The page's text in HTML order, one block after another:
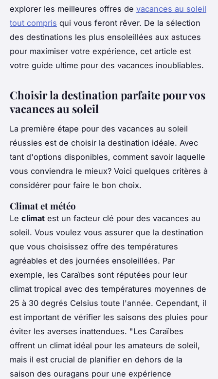
explorer les meilleures offres de vacances au soleil
tout compris qui vous feront rêver. De la sélection
des destinations les plus ensoleillées aux astuces
pour maximiser votre expérience, cet article est
votre guide ultime pour des vacances inoubliables.
Choisir la destination parfaite pour vos
vacances au soleil
La première étape pour des vacances au soleil
réussies est de choisir la destination idéale. Avec
tant d'options disponibles, comment savoir laquelle
vous conviendra le mieux? Voici quelques critères à
considérer pour faire le bon choix.
Climat et météo
Le climat est un facteur clé pour des vacances au
soleil. Vous voulez vous assurer que la destination
que vous choisissez offre des températures
agréables et des journées ensoleillées. Par
exemple, les Caraïbes sont réputées pour leur
climat tropical avec des températures moyennes de
25 à 30 degrés Celsius toute l'année. Cependant, il
est important de vérifier les saisons des pluies pour
éviter les averses inattendues. "Les Caraïbes
offrent un climat idéal pour les amateurs de soleil,
mais il est crucial de planifier en dehors de la
saison des ouragans pour une expérience